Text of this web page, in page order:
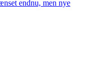
endnu, men nye